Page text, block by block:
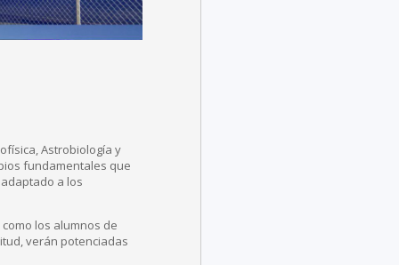
Astrobiología y
fundamentales que
a los
los alumnos de
verán potenciadas